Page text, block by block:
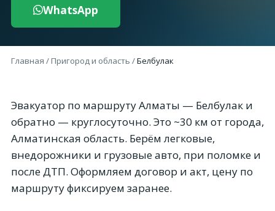
WhatsApp
Главная /Пригород и область /Белбулак
Эвакуатор по маршруту Алматы — Белбулак и
обратно — круглосуточно. Это ~30 км от города,
Алматинская область. Берём легковые,
внедорожники и грузовые авто, при поломке и
после ДТП. Оформляем договор и акт, цену по
маршруту фиксируем заранее.